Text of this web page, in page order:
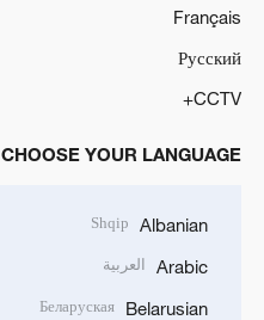
Français
Русский
CCTV+
CHOOSE YOUR LANGUAGE
Albanian
Shqip
Arabic العربية
Belarusian
Беларуская